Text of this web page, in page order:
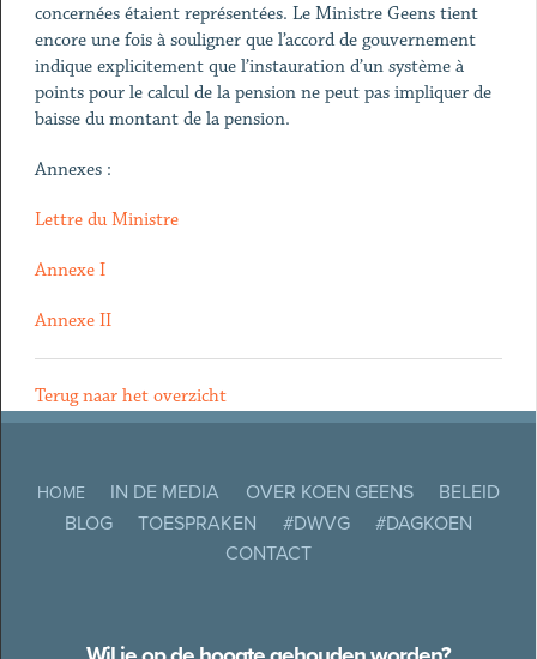
concernées étaient représentées. Le Ministre Geens tient
encore une fois à souligner que l’accord de gouvernement
indique explicitement que l’instauration d’un système à
points pour le calcul de la pension ne peut pas impliquer de
baisse du montant de la pension.
Annexes :
Lettre du Ministre
Annexe I
Annexe II
Terug naar het overzicht
HOME IN DE MEDIA OVER KOEN GEENS
BELEID
BLOG
TOESPRAKEN #DWVG
#DAGKOEN
CONTACT